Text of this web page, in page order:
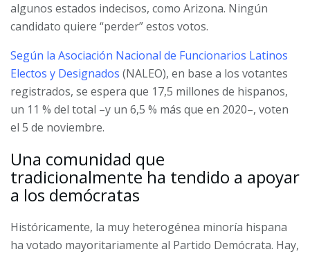
algunos estados indecisos, como Arizona. Ningún
candidato quiere “perder” estos votos.
Según la Asociación Nacional de Funcionarios Latinos
Electos y Designados (NALEO), en base a los votantes
registrados, se espera que 17,5 millones de hispanos,
un 11 % del total –y un 6,5 % más que en 2020–, voten
el 5 de noviembre.
Una comunidad que
tradicionalmente ha tendido a apoyar
a los demócratas
Históricamente, la muy heterogénea minoría hispana
ha votado mayoritariamente al Partido Demócrata. Hay,